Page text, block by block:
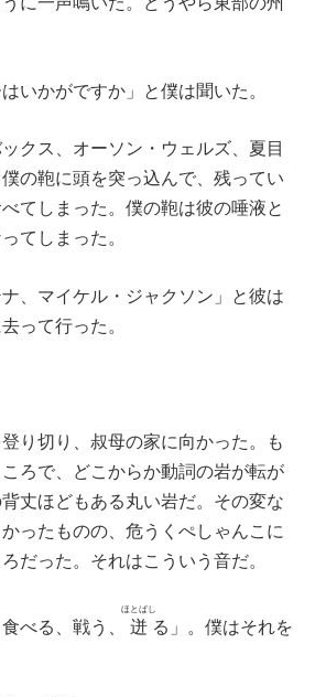
いかがですか」と僕は聞いた。
クス、オーソン・ウェルズ、夏目
の鞄に頭を突っ込んで、残ってい
てしまった。僕の鞄は彼の唾液と
てしまった。
ナ、マイケル・ジャクソン」と彼は
って行った。
り切り、叔母の家に向かった。も
ろで、どこからか動詞の岩が転が
丈ほどもある丸い岩だ。その変な
ったものの、危うくぺしゃんこに
だった。それはこういう音だ。
べる、戦う、 迸
ほとばし
る」。僕はそれを